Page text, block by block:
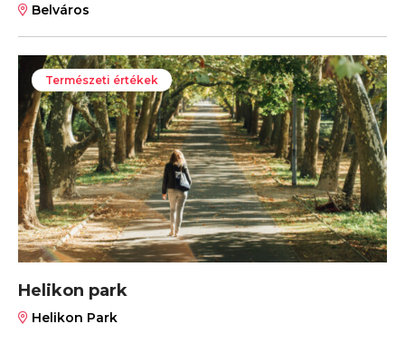
Belváros
Természeti értékek
Helikon park
Helikon Park